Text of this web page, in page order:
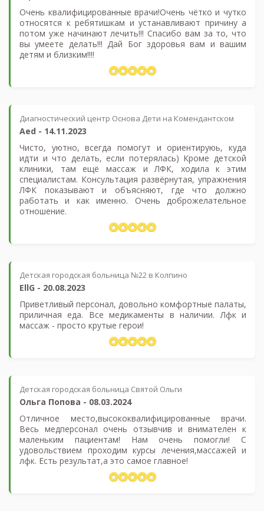
Очень квалифицированные врачи!Очень чётко и чутко
относятся к ребятишкам и устанавливают причину а
потом уже начинают лечить!!! Спасибо вам за то, что
вы умеете делать!!! Дай Бог здоровья вам и вашим
детям и близким!!!!
Диагностический центр Основа Дети на Комендантском
Aed - 14.11.2023
Чисто, уютно, всегда помогут и ориентируюь, куда
идти и что делать, если потерялась) Кроме детской
клиники, там ещё массаж и ЛФК, ходила к этим
специалистам. Консультация развёрнутая, упражнения
ЛФК показывают и объясняют, где что должно
работать и как именно. Очень доброжелательное
отношение.
Детская городская больница №22 в Колпино
EllG - 20.08.2023
Приветливый персонал, довольно комфортные палаты,
приличная еда. Все медикаменты в наличии. Лфк и
массаж - просто крутые герои!
Детская городская больница Святой Ольги
Ольга Попова - 08.03.2024
Отличное место,высококвалифицированные врачи.
Весь медперсонал очень отзывчив и внимателен к
маленьким пациентам! Нам очень помогли! С
удовольствием проходим курсы лечения,массажей и
лфк. Есть результат,а это самое главное!